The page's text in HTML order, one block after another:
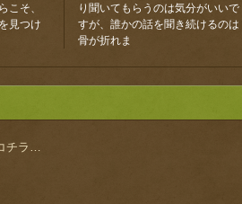
こそ、
見つけ
り聞いてもらうのは気分がいいで
すが、誰かの話を聞き続けるのは
骨が折れま
チラ…